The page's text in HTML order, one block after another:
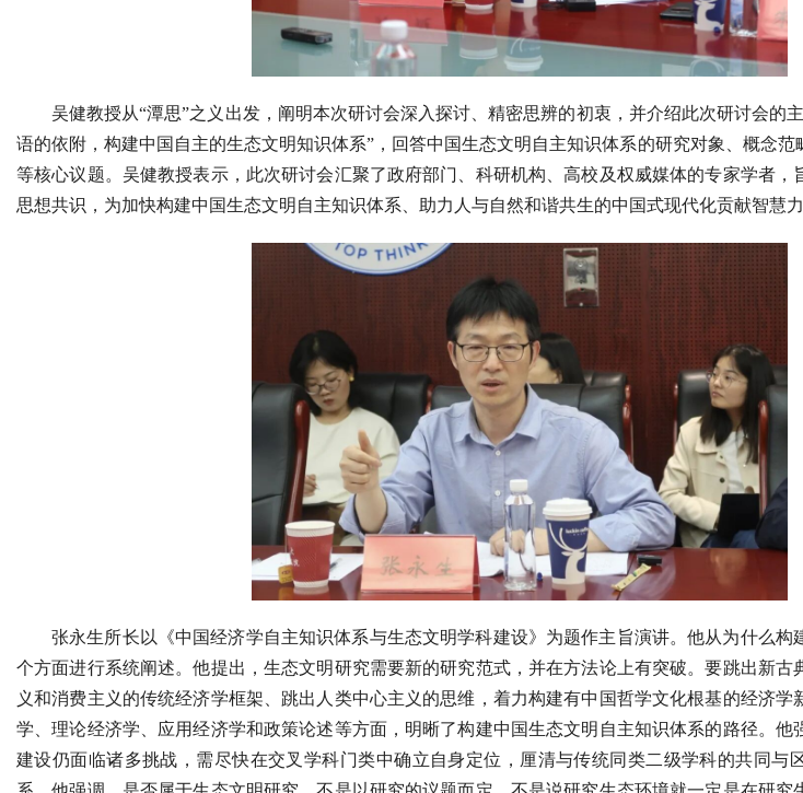
吴健教授从“潭思”之义出发，阐明本次研讨会深入探讨、精密思辨的初衷，并介绍此次研讨会的
语的依附，构建中国自主的生态文明知识体系”，回答中国生态文明自主知识体系的研究对象、概念
等核心议题。吴健教授表示，此次研讨会汇聚了政府部门、科研机构、高校及权威媒体的专家学者，
思想共识，为加快构建中国生态文明自主知识体系、助力人与自然和谐共生的中国式现代化贡献智慧力
张永生所长以《中国经济学自主知识体系与生态文明学科建设》为题作主旨演讲。他从为什么构
个方面进行系统阐述。他提出，生态文明研究需要新的研究范式，并在方法论上有突破。要跳出新古
义和消费主义的传统经济学框架、跳出人类中心主义的思维，着力构建有中国哲学文化根基的经济学
学、理论经济学、应用经济学和政策论述等方面，明晰了构建中国生态文明自主知识体系的路径。他
建设仍面临诸多挑战，需尽快在交叉学科门类中确立自身定位，厘清与传统同类二级学科的共同与